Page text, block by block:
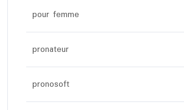
pour femme
pronateur
pronosoft